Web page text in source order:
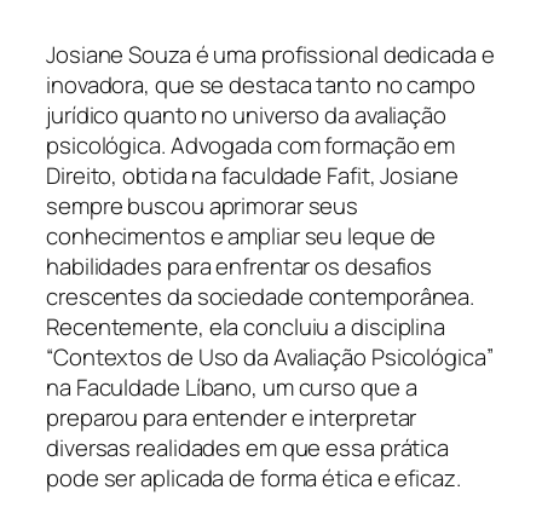
Josiane Souza é uma profissional dedicada e
inovadora, que se destaca tanto no campo
jurídico quanto no universo da avaliação
psicológica. Advogada com formação em
Direito, obtida na faculdade Fafit, Josiane
sempre buscou aprimorar seus
conhecimentos e ampliar seu leque de
habilidades para enfrentar os desafios
crescentes da sociedade contemporânea.
Recentemente, ela concluiu a disciplina
“Contextos de Uso da Avaliação Psicológica”
na Faculdade Líbano, um curso que a
preparou para entender e interpretar
diversas realidades em que essa prática
pode ser aplicada de forma ética e eficaz.